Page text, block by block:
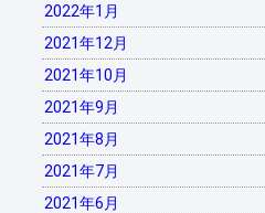
2022年1月
2021年12月
2021年10月
2021年9月
2021年8月
2021年7月
2021年6月